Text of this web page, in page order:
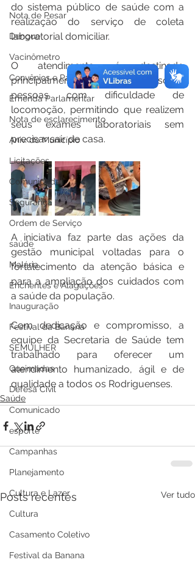
Nota de Pesar
Dengue
Vacinômetro
Convênios e Parcerias
Emenda Parlamentar
Nota de esclarecimento
Aniv. do Município
Licitações
Comunidade
Segurança
Ordem de Serviço
saúde
Malária
Enchentes e Alagações
Inauguração
Festival da Banana
SEMULHER
Queimadas
Defesa Civil
Comunicado
esporte
Campanhas
Planejamento
Cultura e Lazer
Cultura
Casamento Coletivo
Festival da Banana
do sistema público de saúde com a
realização do serviço de coleta
laboratorial domiciliar.
O atendimento é destinado
principalmente a pacientes, idosos e
pessoas com dificuldade de
locomoção, permitindo que realizem
seus exames laboratoriais sem
precisar sair de casa.
A iniciativa faz parte das ações da
gestão municipal voltadas para o
fortalecimento da atenção básica e
para a ampliação dos cuidados com
a saúde da população.
Com dedicação e compromisso, a
equipe da Secretaria de Saúde tem
trabalhado para oferecer um
atendimento humanizado, ágil e de
qualidade a todos os Rodriguenses.
Saúde
Posts recentes Ver tudo